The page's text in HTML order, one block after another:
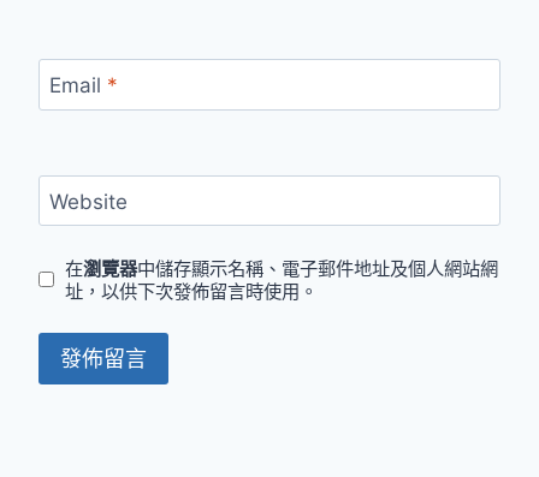
Email *
Website
在瀏覽器中儲存顯示名稱、電子郵件地址及個人網站網
址，以供下次發佈留言時使用。